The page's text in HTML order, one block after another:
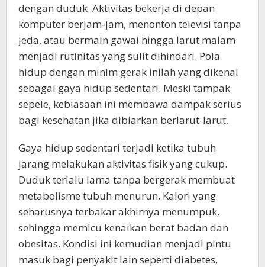
dengan duduk. Aktivitas bekerja di depan
komputer berjam-jam, menonton televisi tanpa
jeda, atau bermain gawai hingga larut malam
menjadi rutinitas yang sulit dihindari. Pola
hidup dengan minim gerak inilah yang dikenal
sebagai gaya hidup sedentari. Meski tampak
sepele, kebiasaan ini membawa dampak serius
bagi kesehatan jika dibiarkan berlarut-larut.
Gaya hidup sedentari terjadi ketika tubuh
jarang melakukan aktivitas fisik yang cukup.
Duduk terlalu lama tanpa bergerak membuat
metabolisme tubuh menurun. Kalori yang
seharusnya terbakar akhirnya menumpuk,
sehingga memicu kenaikan berat badan dan
obesitas. Kondisi ini kemudian menjadi pintu
masuk bagi penyakit lain seperti diabetes,